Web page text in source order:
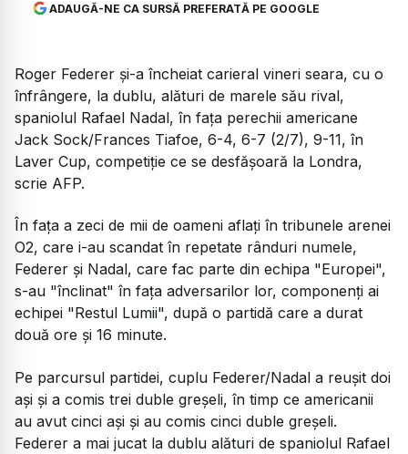
ADAUGĂ-NE CA SURSĂ PREFERATĂ PE GOOGLE
Roger Federer şi-a încheiat carieral vineri seara, cu o
înfrângere, la dublu, alături de marele său rival,
spaniolul Rafael Nadal, în faţa perechii americane
Jack Sock/Frances Tiafoe, 6-4, 6-7 (2/7), 9-11, în
Laver Cup, competiţie ce se desfăşoară la Londra,
scrie AFP.
În faţa a zeci de mii de oameni aflaţi în tribunele arenei
O2, care i-au scandat în repetate rânduri numele,
Federer şi Nadal, care fac parte din echipa "Europei",
s-au "înclinat" în faţa adversarilor lor, componenţi ai
echipei "Restul Lumii", după o partidă care a durat
două ore şi 16 minute.
Pe parcursul partidei, cuplu Federer/Nadal a reuşit doi
aşi şi a comis trei duble greşeli, în timp ce americanii
au avut cinci aşi şi au comis cinci duble greşeli.
Federer a mai jucat la dublu alături de spaniolul Rafael